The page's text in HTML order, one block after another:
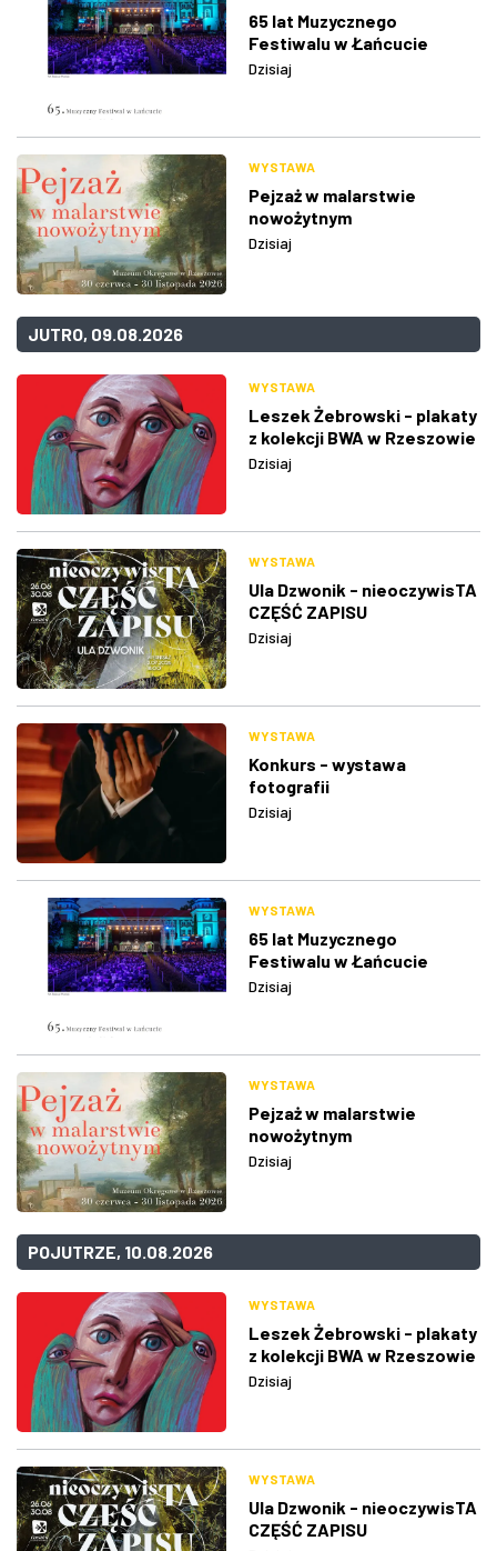
65 lat Muzycznego
Festiwalu w Łańcucie
Dzisiaj
WYSTAWA
Pejzaż w malarstwie
nowożytnym
Dzisiaj
JUTRO, 09.08.2026
WYSTAWA
Leszek Żebrowski - plakaty
z kolekcji BWA w Rzeszowie
Dzisiaj
WYSTAWA
Ula Dzwonik - nieoczywisTA
CZĘŚĆ ZAPISU
Dzisiaj
WYSTAWA
Konkurs - wystawa
fotografii
Dzisiaj
WYSTAWA
65 lat Muzycznego
Festiwalu w Łańcucie
Dzisiaj
WYSTAWA
Pejzaż w malarstwie
nowożytnym
Dzisiaj
POJUTRZE, 10.08.2026
WYSTAWA
Leszek Żebrowski - plakaty
z kolekcji BWA w Rzeszowie
Dzisiaj
WYSTAWA
Ula Dzwonik - nieoczywisTA
CZĘŚĆ ZAPISU